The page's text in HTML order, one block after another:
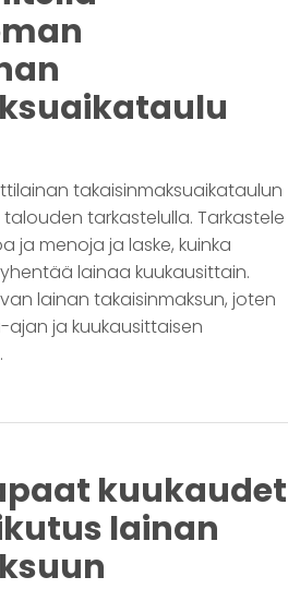
takaisinmaksuaikataulun
tarkastelulla. Tarkastele
ja menoja ja laske, kuinka
lainaa kuukausittain.
lainan takaisinmaksun, joten
ja kuukausittaisen
kuukaudet
lainan